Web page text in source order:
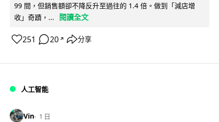
99 間，但銷售額卻不降反升至過往的 1.4 倍。做到「減店增
收」奇蹟，...
閱讀全文
251 20 ↗ 分享
人工智能
Vin 1 日